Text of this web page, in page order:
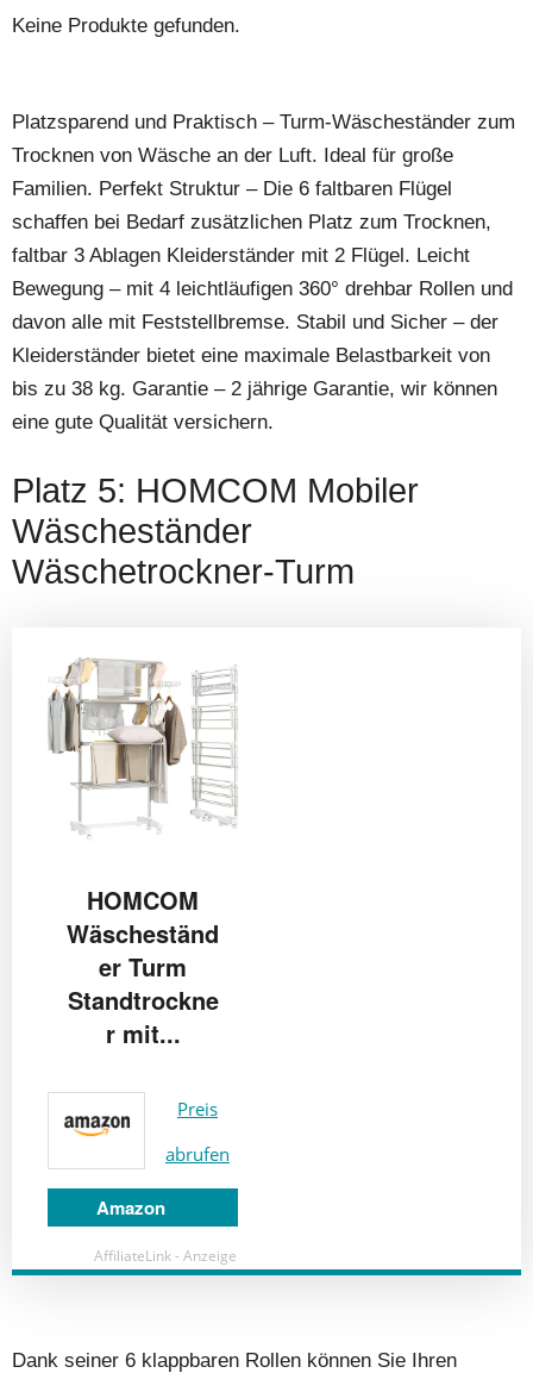
Keine Produkte gefunden.
Platzsparend und Praktisch – Turm-Wäscheständer zum
Trocknen von Wäsche an der Luft. Ideal für große
Familien. Perfekt Struktur – Die 6 faltbaren Flügel
schaffen bei Bedarf zusätzlichen Platz zum Trocknen,
faltbar 3 Ablagen Kleiderständer mit 2 Flügel. Leicht
Bewegung – mit 4 leichtläufigen 360° drehbar Rollen und
davon alle mit Feststellbremse. Stabil und Sicher – der
Kleiderständer bietet eine maximale Belastbarkeit von
bis zu 38 kg. Garantie – 2 jährige Garantie, wir können
eine gute Qualität versichern.
Platz 5: HOMCOM Mobiler
Wäscheständer
Wäschetrockner-Turm
HOMCOM
Wäscheständ
er Turm
Standtrockne
r mit...
Preis
abrufen
Amazon
AffiliateLink - Anzeige
Dank seiner 6 klappbaren Rollen können Sie Ihren